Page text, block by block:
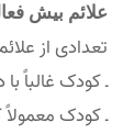
علائم بیش
تعدادی از
ـ کودک غالباً
ـ کودک